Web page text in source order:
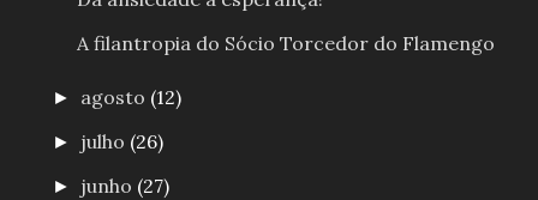
A filantropia do Sócio Torcedor do Flamengo
► agosto (12)
► julho (26)
► junho (27)